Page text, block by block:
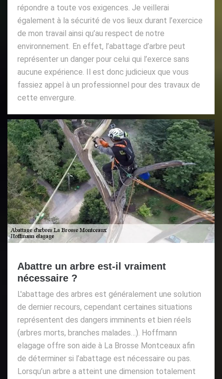
répondre a toute vos exigences. Je veillerai
également à la sécurité de vos lieux durant l’exercice
de mon travail ainsi qu’au respect de notre
environnement. En effet, l’abattage d’arbre peut
représenter un danger pour celui qui l’exerce sans
aucune expérience. Il est donc judicieux que vous
fassiez appel à un professionnel pour des travaux de
cette envergure.
Abattre un arbre est-il vraiment
nécessaire ?
L'abattage des arbres est généralement une solution
de dernier recours, cependant certaines situations
représentent des dangers imminents et bien réels
(arbres morts, branches malades…). Hoffmann
elagage offre son aide à La Brosse Montceaux afin
de déterminer si l’abattage est nécessaire ou pas.
Lorsqu’un arbre a atteint une dimension totalement